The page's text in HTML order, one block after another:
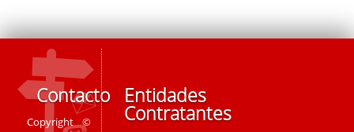
Contacto
Copyright ©
Entidades
Contratantes